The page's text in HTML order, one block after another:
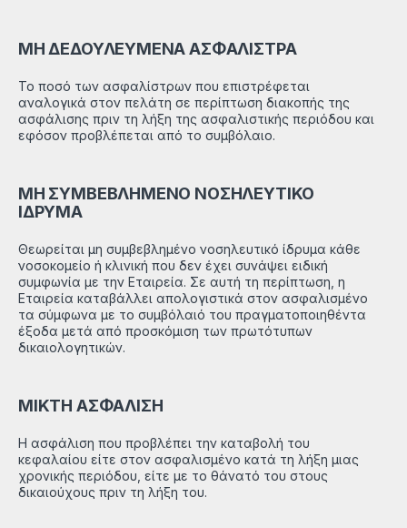
ΜΗ ΔΕΔΟΥΛΕΥΜΕΝΑ ΑΣΦΑΛΙΣΤΡΑ
Το ποσό των ασφαλίστρων που επιστρέφεται
αναλογικά στον πελάτη σε περίπτωση διακοπής της
ασφάλισης πριν τη λήξη της ασφαλιστικής περιόδου και
εφόσον προβλέπεται από το συμβόλαιο.
ΜΗ ΣΥΜΒΕΒΛΗΜΕΝΟ ΝΟΣΗΛΕΥΤΙΚΟ
ΙΔΡΥΜΑ
Θεωρείται μη συμβεβλημένο νοσηλευτικό ίδρυμα κάθε
νοσοκομείο ή κλινική που δεν έχει συνάψει ειδική
συμφωνία με την Εταιρεία. Σε αυτή τη περίπτωση, η
Εταιρεία καταβάλλει απολογιστικά στον ασφαλισμένο
τα σύμφωνα με το συμβόλαιό του πραγματοποιηθέντα
έξοδα μετά από προσκόμιση των πρωτότυπων
δικαιολογητικών.
ΜΙΚΤΗ ΑΣΦΑΛΙΣΗ
Η ασφάλιση που προβλέπει την καταβολή του
κεφαλαίου είτε στον ασφαλισμένο κατά τη λήξη μιας
χρονικής περιόδου, είτε με το θάνατό του στους
δικαιούχους πριν τη λήξη του.